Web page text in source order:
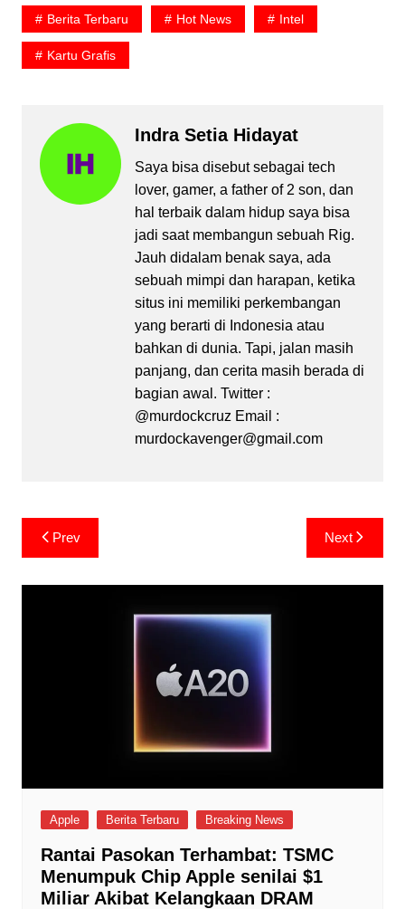
Berita Terbaru Hot News Intel
Kartu Grafis
Indra Setia Hidayat
Saya bisa disebut sebagai tech
lover, gamer, a father of 2 son, dan
hal terbaik dalam hidup saya bisa
jadi saat membangun sebuah Rig.
Jauh didalam benak saya, ada
sebuah mimpi dan harapan, ketika
situs ini memiliki perkembangan
yang berarti di Indonesia atau
bahkan di dunia. Tapi, jalan masih
panjang, dan cerita masih berada di
bagian awal. Twitter :
@murdockcruz Email :
murdockavenger@gmail.com
Post
navigation
Prev Next
Apple Berita Terbaru Breaking News
Rantai Pasokan Terhambat: TSMC
Menumpuk Chip Apple senilai $1
Miliar Akibat Kelangkaan DRAM